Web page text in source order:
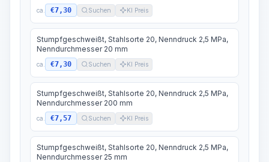
ca. €7,30 Suchen KI Preis
Stumpfgeschweißt, Stahlsorte 20, Nenndruck 2,5 MPa,
Nenndurchmesser 20 mm
ca. €7,30 Suchen KI Preis
Stumpfgeschweißt, Stahlsorte 20, Nenndruck 2,5 MPa,
Nenndurchmesser 200 mm
ca. €7,57 Suchen KI Preis
Stumpfgeschweißt, Stahlsorte 20, Nenndruck 2,5 MPa,
Nenndurchmesser 25 mm